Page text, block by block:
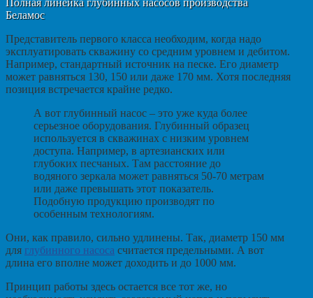
Беламос
Представитель первого класса необходим, когда надо
эксплуатировать скважину со средним уровнем и дебитом.
Например, стандартный источник на песке. Его диаметр
может равняться 130, 150 или даже 170 мм. Хотя последняя
позиция встречается крайне редко.
А вот глубинный насос – это уже куда более
серьезное оборудования. Глубинный образец
используется в скважинах с низким уровнем
доступа. Например, в артезианских или
глубоких песчаных. Там расстояние до
водяного зеркала может равняться 50-70 метрам
или даже превышать этот показатель.
Подобную продукцию производят по
особенным технологиям.
Они, как правило, сильно удлинены. Так, диаметр 150 мм
для глубинного насоса считается предельными. А вот
длина его вполне может доходить и до 1000 мм.
Принцип работы здесь остается все тот же, но